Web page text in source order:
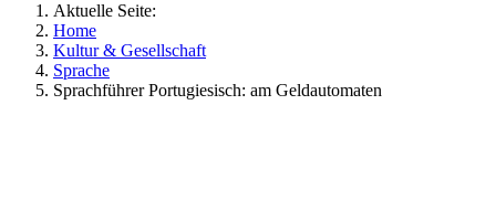
Aktuelle Seite:
Home
Kultur & Gesellschaft
Sprache
Sprachführer Portugiesisch: am Geldautomaten